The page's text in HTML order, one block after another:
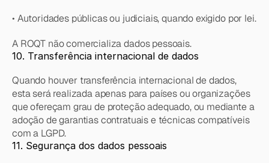
• Autoridades públicas ou judiciais, quando exigido por lei.
A ROQT não comercializa dados pessoais.
10. Transferência internacional de dados
Quando houver transferência internacional de dados,
esta será realizada apenas para países ou organizações
que ofereçam grau de proteção adequado, ou mediante a
adoção de garantias contratuais e técnicas compatíveis
com a LGPD.
11. Segurança dos dados pessoais